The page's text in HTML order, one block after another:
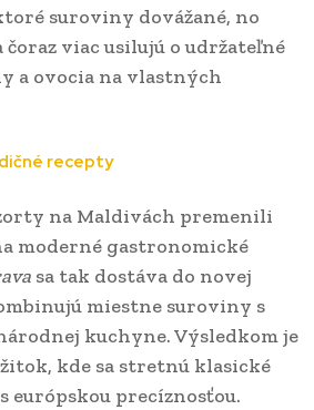
suroviny dovážané, no
viac usilujú o udržateľné
a ovocia na vlastných
recepty
na Maldivách premenili
moderné gastronomické
sa tak dostáva do novej
miestne suroviny s
kuchyne. Výsledkom je
kde sa stretnú klasické
európskou precíznosťou.